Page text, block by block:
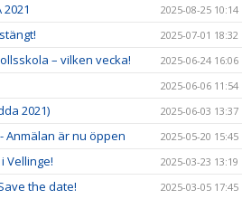
2021 2025-08-25 10:14
2025-07-01 18:32
– vilken vecka! 2025-06-24 16:06
2025-06-06 11:54
2021) 2025-06-03 13:37
Anmälan är nu öppen 2025-05-20 15:45
Vellinge! 2025-03-23 13:19
the date! 2025-03-05 17:45